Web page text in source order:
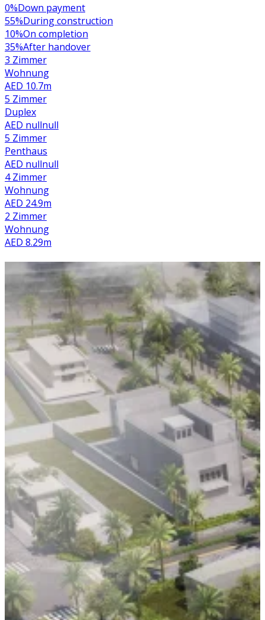
0%Down payment
55%During construction
10%On completion
35%After handover
3 Zimmer
Wohnung
AED 10.7m
5 Zimmer
Duplex
AED nullnull
5 Zimmer
Penthaus
AED nullnull
4 Zimmer
Wohnung
AED 24.9m
2 Zimmer
Wohnung
AED 8.29m